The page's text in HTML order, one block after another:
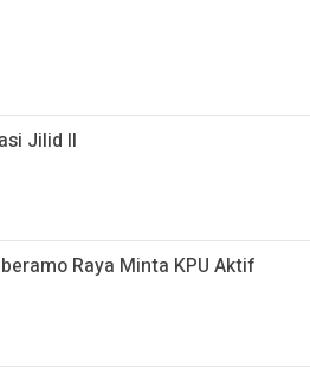
Jilid II
Raya Minta KPU Aktif